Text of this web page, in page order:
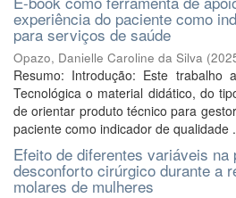
experiência do paciente como
para serviços de saúde
Opazo, Danielle Caroline da Silva (
Resumo: Introdução: Este trabalho
Tecnológica o material didático, do
de orientar produto técnico para
paciente como indicador de qualidade
Efeito de diferentes variáveis na
desconforto cirúrgico durante a
molares de mulheres